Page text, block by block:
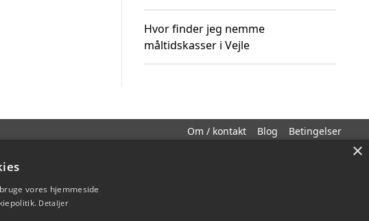
Hvor finder jeg nemme
måltidskasser i Vejle
Om / kontakt Blog Betingelser
×
vores hjemmeside
Detaljer